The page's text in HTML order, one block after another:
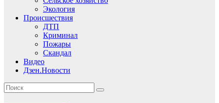
Экология
Происшествия
ДТП
Криминал
Пожары
Скандал
Видео
Дзен.Новости